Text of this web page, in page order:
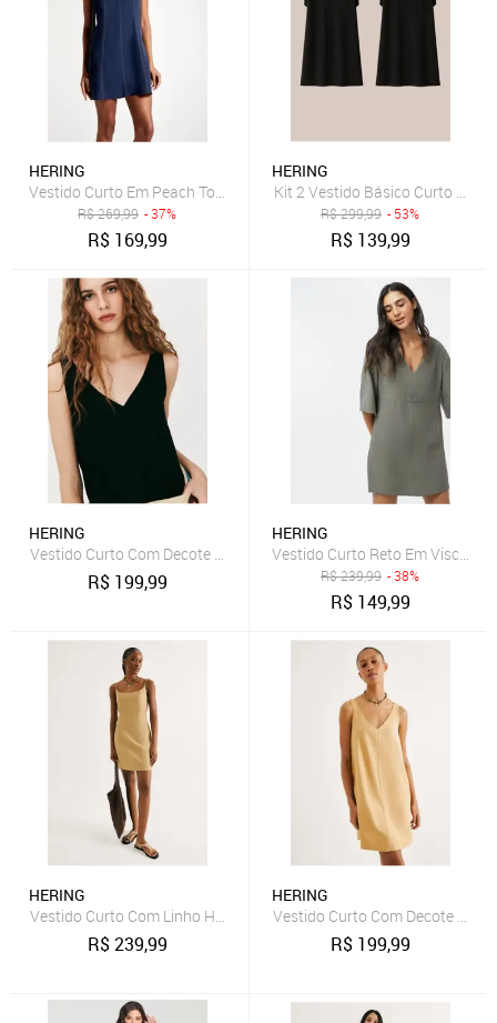
HERING
Vestido Curto Em Peach Touch Hering
R$269,99 - 37%
R$ 169,99
HERING
Kit 2 Vestido Básico Curto
R$299,99 - 53%
R$ 139,99
HERING
Vestido Curto Com Decote V Hering
R$ 199,99
HERING
Vestido Curto Reto Em Viscose
R$239,99 - 38%
R$ 149,99
HERING
Vestido Curto Com Linho Hering
R$239,99
HERING
Vestido Curto Com Decote V
R$ 199,99